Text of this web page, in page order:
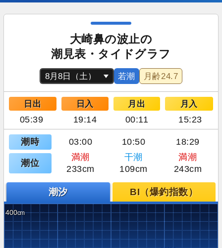
大崎鼻の波止の
潮見表・タイドグラフ
若潮 月齢24.7
日出 日入 月出 月入
05:39 19:14 00:11 15:23
潮時 03:00 10:50 18:29
潮位
満潮 干潮
満潮
233cm
109cm 243cm
潮汐 BI（爆釣指数）
400